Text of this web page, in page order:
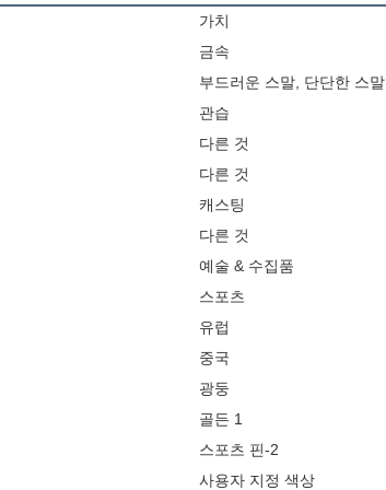
가치
금속
부드러운 스말, 단단한 스말
관습
다른 것
다른 것
캐스팅
다른 것
예술 & 수집품
스포츠
유럽
중국
광둥
골든 1
스포츠 핀-2
사용자 지정 색상